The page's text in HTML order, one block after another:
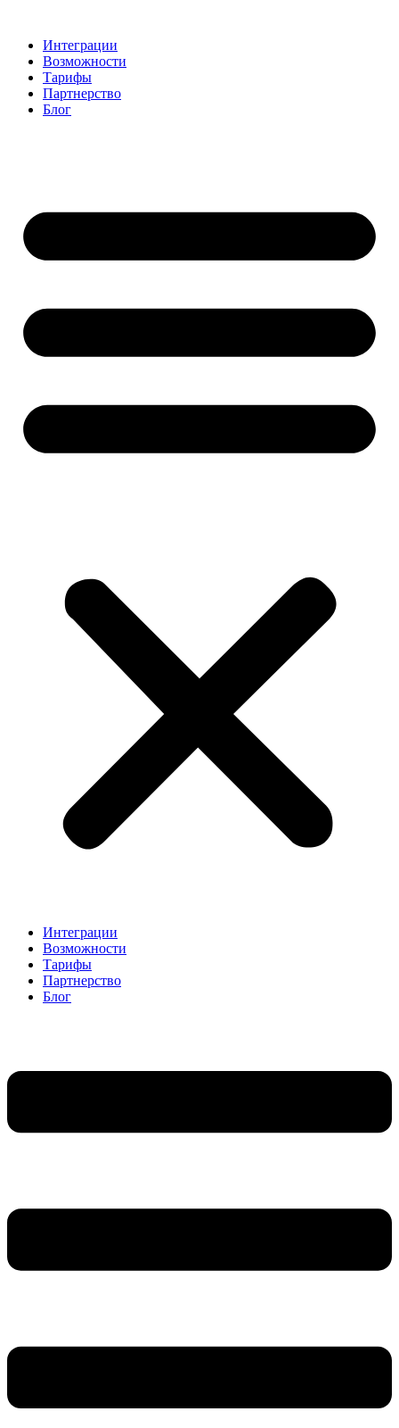
содержимому
Интеграции
Возможности
Тарифы
Партнерство
Блог
Интеграции
Возможности
Тарифы
Партнерство
Блог